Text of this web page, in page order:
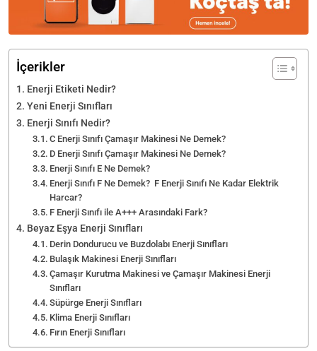
İçerikler
Enerji Etiketi Nedir?
Yeni Enerji Sınıfları
Enerji Sınıfı Nedir?
C Enerji Sınıfı Çamaşır Makinesi Ne Demek?
D Enerji Sınıfı Çamaşır Makinesi Ne Demek?
Enerji Sınıfı E Ne Demek?
Enerji Sınıfı F Ne Demek? F Enerji Sınıfı Ne Kadar Elektrik
Harcar?
F Enerji Sınıfı ile A+++ Arasındaki Fark?
Beyaz Eşya Enerji Sınıfları
Derin Dondurucu ve Buzdolabı Enerji Sınıfları
Bulaşık Makinesi Enerji Sınıfları
Çamaşır Kurutma Makinesi ve Çamaşır Makinesi Enerji
Sınıfları
Süpürge Enerji Sınıfları
Klima Enerji Sınıfları
Fırın Enerji Sınıfları